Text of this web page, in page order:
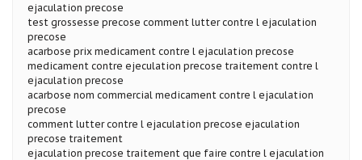
ejaculation precose
test grossesse precose comment lutter contre l ejaculation
precose
acarbose prix medicament contre l ejaculation precose
medicament contre ejeculation precose traitement contre l
ejaculation precose
acarbose nom commercial medicament contre l ejaculation
precose
comment lutter contre l ejaculation precose ejaculation
precose traitement
ejaculation precose traitement que faire contre l ejaculation